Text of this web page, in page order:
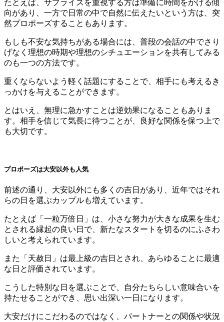
たとえば、サプライズを重視する方は準備に時間をかける傾
向があり、一方で日常の中で自然に伝えたいという方は、突
然プロポーズすることもあります。
もしも不安な気持ちがある場合には、普段の会話の中でさり
げなく理想の時期や理想のシチュエーションを共有してみる
のも一つの方法です。
重くならないよう軽く話題にすることで、相手にも考えるき
っかけを与えることができます。
とはいえ、無理に急かすことは逆効果になることもありま
す。相手を信じて気長に待つことが、良好な関係を保つ上で
も大切です。
プロポーズは大安以外も人気
前述の通り、大安以外にも多くの吉日があり、近年ではそれ
らの日を選ぶカップルも増えています。
たとえば「一粒万倍日」は、小さな努力が大きな成果を生む
とされる縁起の良い日で、新たなスタートを切るのにふさわ
しいと考えられています。
また「天赦日」は最上級の吉日とされ、あらゆることに最適
な日と評価されています。
こうした特別な日を選ぶことで、自分たちらしい意味合いを
持たせることができ、思い出深い一日になります。
大安だけにこだわるのではなく、パートナーとの関係や状況